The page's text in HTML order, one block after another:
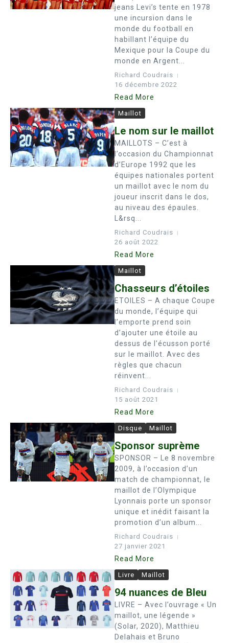
jeans Levi’s tente en 1978
une incursion dans le
monde du football en
habillant l’équipe du
Mexique pour la Coupe du
monde en Argent...
Richard Coudrais
16 décembre 2022
Read More
Maillot
Le nom sur le maillot
MAILLOTS – C’est à
l’occasion du Championnat
d’Europe 1992 que les
équipes nationales portent
un maillot avec le nom du
joueur inscrit dans le dos,
au niveau des épaules.
L&rsq...
Richard Coudrais
26 août 2022
Read More
Maillot
Chasseurs d’étoiles
ETOILES – A chaque Coupe
du monde, l’équipe qui
l’emporte prend soin
d’ajouter une étoile au
dessus de l’écusson porté
sur le maillot. Avec des
règles que chacun
réinvent...
Richard Coudrais
15 août 2021
Read More
Disque Maillot
Sponsor suprème
SPONSOR – Le 8 novembre
2009, à l’occasion d’un
match de championnat, le
maillot de l’Olympique
Lyonnais porte un sponsor
unique et inédit faisant la
promotion d’un album...
Richard Coudrais
27 janvier 2021
Read More
Livre Maillot
94 nuances de Bleu
LIVRE – Avec l’ouvrage « Un
maillot, une légende »
(Solar, 2020), Matthieu
Delahais et Bruno